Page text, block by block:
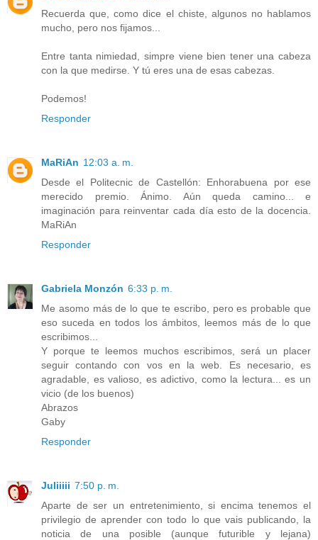
Recuerda que, como dice el chiste, algunos no hablamos
mucho, pero nos fijamos...
Entre tanta nimiedad, simpre viene bien tener una cabeza
con la que medirse. Y tú eres una de esas cabezas.
Podemos!
Responder
MaRiAn 12:03 a. m.
Desde el Politecnic de Castellón: Enhorabuena por ese
merecido premio. Ánimo. Aún queda camino... e
imaginación para reinventar cada día esto de la docencia.
MaRiAn
Responder
Gabriela Monzón 6:33 p. m.
Me asomo más de lo que te escribo, pero es probable que
eso suceda en todos los ámbitos, leemos más de lo que
escribimos...
Y porque te leemos muchos escribimos, será un placer
seguir contando con vos en la web. Es necesario, es
agradable, es valioso, es adictivo, como la lectura... es un
vicio (de los buenos)
Abrazos
Gaby
Responder
Juliiiii 7:50 p. m.
Aparte de ser un entretenimiento, si encima tenemos el
privilegio de aprender con todo lo que vais publicando, la
noticia de una posible (aunque futurible y lejana)